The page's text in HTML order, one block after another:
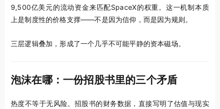
9,500亿美元的流动资金来匹配SpaceX的权重。这一机制本质
上是制度性的价格支撑——不是因为信仰，而是因为规则。
三层逻辑叠加，形成了一个几乎不可能平静的资本磁场。
泡沫在哪：一份招股书里的三个矛盾
热度不等于无风险。招股书的财务数据，直接写明了估值与现实